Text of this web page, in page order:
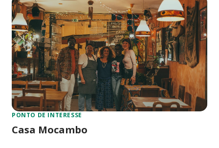
PONTO DE INTERESSE
Casa Mocambo